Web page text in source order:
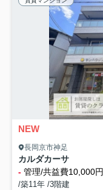
NEW
長岡京市神足
カルダカーサ
- 管理/共益費10,000円
/築11年 /3階建